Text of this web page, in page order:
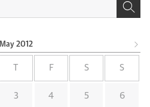
May 2012
F S S
3 4 5 6